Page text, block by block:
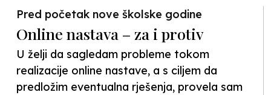
Pred početak nove školske godine
Online nastava – za i protiv
U želji da sagledam probleme tokom
realizacije online nastave, a s ciljem da
predložim eventualna rješenja, provela sam